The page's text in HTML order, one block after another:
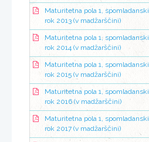
Maturitetna pola 1, spomladanski
rok 2013 (v madžarščini)
Maturitetna pola 1, spomladanski
rok 2014 (v madžarščini)
Maturitetna pola 1, spomladanski
rok 2015 (v madžarščini)
Maturitetna pola 1, spomladanski
rok 2016 (v madžarščini)
Maturitetna pola 1, spomladanski
rok 2017 (v madžarščini)